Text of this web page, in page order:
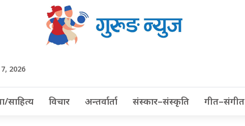
7, 2026
साहित्य विचार अन्तर्वार्ता संस्कार–संस्कृति गीत–संगीत